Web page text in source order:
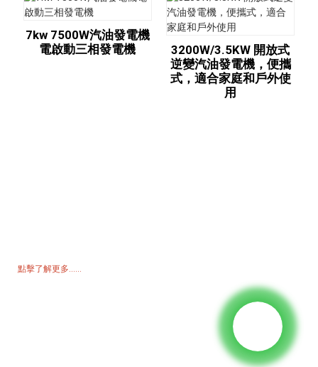
7kw 7500W汽油發電機
電啟動三相發電機
3200W/3.5KW 開放式
逆變汽油發電機，便攜
式，適合家庭和戶外使
用
點擊了解更多......